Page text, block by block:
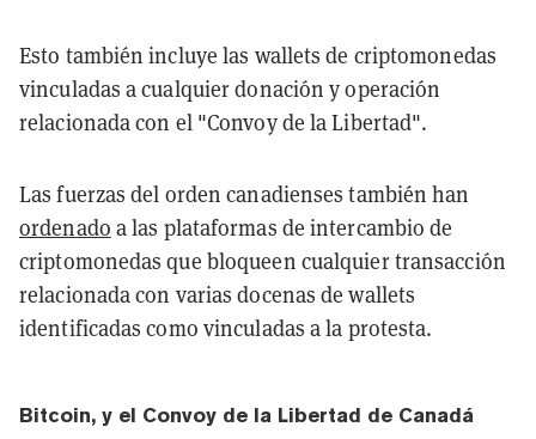
Esto también incluye las wallets de criptomonedas
vinculadas a cualquier donación y operación
relacionada con el "Convoy de la Libertad".
Las fuerzas del orden canadienses también han
ordenado a las plataformas de intercambio de
criptomonedas que bloqueen cualquier transacción
relacionada con varias docenas de wallets
identificadas como vinculadas a la protesta.
Bitcoin, y el Convoy de la Libertad de Canadá